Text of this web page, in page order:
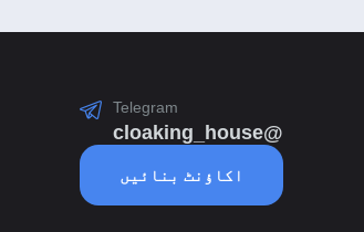
Telegram
@cloaking_house
اکاؤنٹ بنائیں